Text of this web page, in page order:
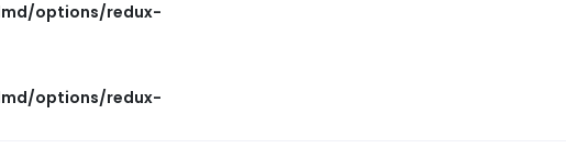
options/redux-
options/redux-